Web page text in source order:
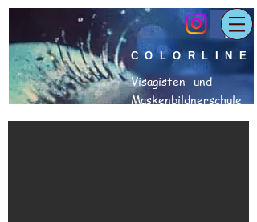
COLORLINE
Visagisten- und
Maskenbildnerschule